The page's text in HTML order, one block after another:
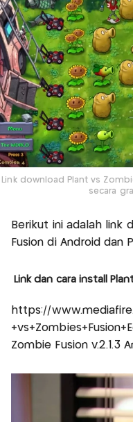
Link download Plant vs
secara
Berikut ini adalah link
Fusion di Android dan
Link dan cara install
https://
Zombie Fusion v.2.1.3